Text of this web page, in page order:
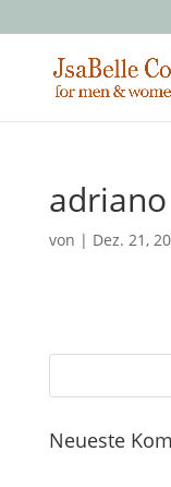
adriano
von | Dez. 21,
Neueste